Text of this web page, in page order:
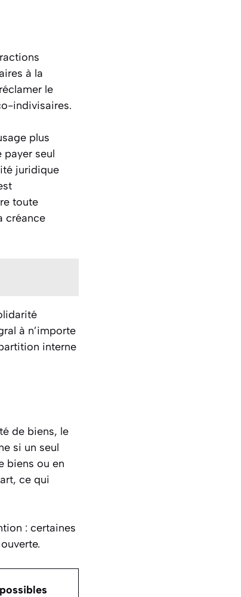
à la
le
indivisaires.
plus
payer seul
juridique
toute
créance
à n’importe
interne
de biens, le
si un seul
biens ou en
ce qui
: certaines